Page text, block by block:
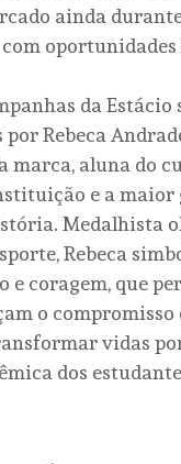
ainda
oportunidades
da Estácio
Rebeca
marca, aluna do
e a maior
Medalhista
Rebeca
e coragem, que
o
vidas
dos